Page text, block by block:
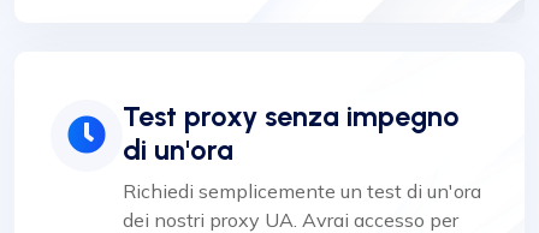
Test proxy senza impegno
di un'ora
Richiedi semplicemente un test di un'ora
dei nostri proxy UA. Avrai accesso per